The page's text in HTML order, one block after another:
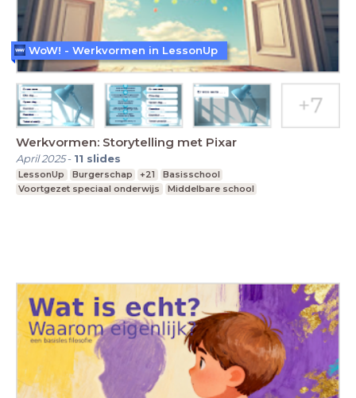
Werkvormen: Storytelling met Pixar
April 2025- 11 slides
LessonUp Burgerschap +21
Basisschool
Voortgezet speciaal onderwijs
Middelbare school
WoW! - Werkvormen in LessonUp